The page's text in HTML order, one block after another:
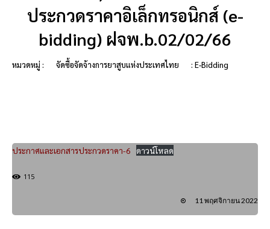
ประกวดราคาอิเล็กทรอนิกส์ (e-
bidding) ฝจพ.b.02/02/66
หมวดหมู่ : จัดซื้อจัดจ้างการยาสูบแห่งประเทศไทย : E-Bidding
ประกาศและเอกสารประกวดราคา-6 ดาวน์โหลด
115
11 พฤศจิกายน 2022